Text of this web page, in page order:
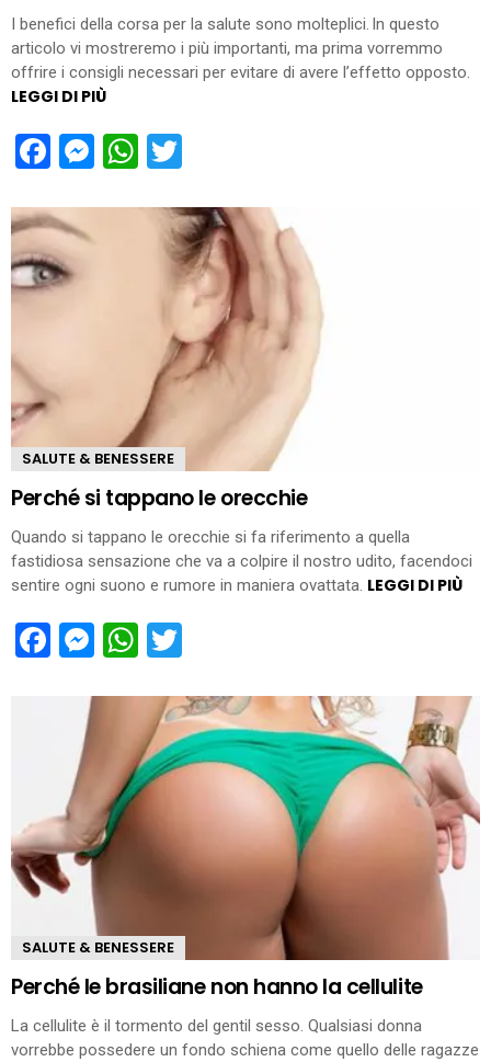
I benefici della corsa per la salute sono molteplici. In questo
articolo vi mostreremo i più importanti, ma prima vorremmo
offrire i consigli necessari per evitare di avere l’effetto opposto.
LEGGI DI PIÙ
Facebook
Messenger
WhatsApp
SALUTE & BENESSERE
Perché si tappano le orecchie
Quando si tappano le orecchie si fa riferimento a quella
fastidiosa sensazione che va a colpire il nostro udito, facendoci
sentire ogni suono e rumore in maniera ovattata. LEGGI DI PIÙ
Facebook
Messenger
WhatsApp
SALUTE & BENESSERE
Perché le brasiliane non hanno la cellulite
La cellulite è il tormento del gentil sesso. Qualsiasi donna
vorrebbe possedere un fondo schiena come quello delle ragazze